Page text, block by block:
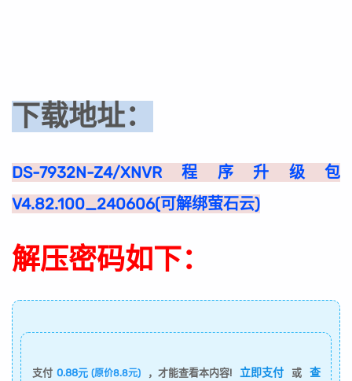
下载地址：
DS-7932N-Z4/XNVR程序升级包
V4.82.100_240606(可解绑萤石云)
解压密码如下：
支付 0.88元 (原价8.8元) ，才能查看本内容! 立即支付 或
查